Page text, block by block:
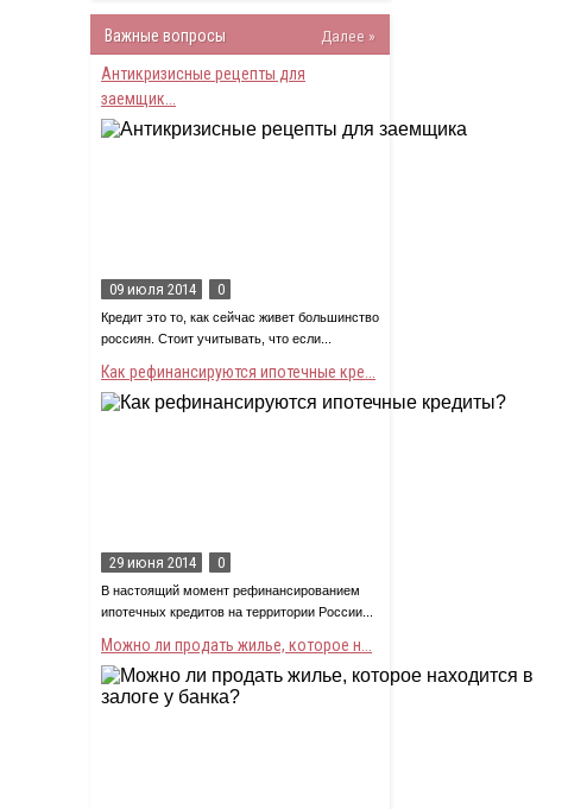
Важные вопросы
Далее »
Антикризисные рецепты для
заемщик...
09 июля 2014 0
Кредит это то, как сейчас живет большинство
россиян. Стоит учитывать, что если...
Как рефинансируются ипотечные кре...
29 июня 2014 0
В настоящий момент рефинансированием
ипотечных кредитов на территории России...
Можно ли продать жилье, которое н...